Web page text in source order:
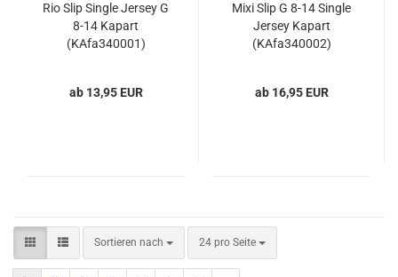
Rio Slip Single Jersey G
8-14 Kapart
(KAfa340001)
ab 13,95 EUR
Mixi Slip G 8-14 Single
Jersey Kapart
(KAfa340002)
ab 16,95 EUR
Sortieren nach
Sortieren nach 24 pro Seite
pro Seite